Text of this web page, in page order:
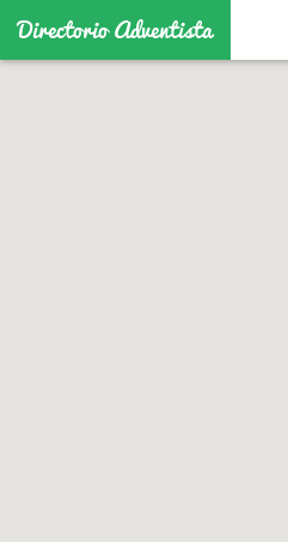
Directorio Adventista